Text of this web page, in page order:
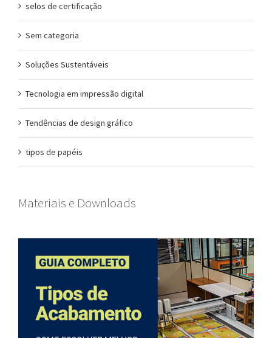
selos de certificação
Sem categoria
Soluções Sustentáveis
Tecnologia em impressão digital
Tendências de design gráfico
tipos de papéis
Materiais e Downloads